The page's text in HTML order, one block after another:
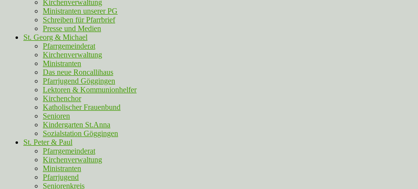
Kirchenverwaltung
Ministranten unserer PG
Schreiben für Pfarrbrief
Presse und Medien
St. Georg & Michael
Pfarrgemeinderat
Kirchenverwaltung
Ministranten
Das neue Roncallihaus
Pfarrjugend Göggingen
Lektoren & Kommunionhelfer
Kirchenchor
Katholischer Frauenbund
Senioren
Kindergarten St.Anna
Sozialstation Göggingen
St. Peter & Paul
Pfarrgemeinderat
Kirchenverwaltung
Ministranten
Pfarrjugend
Seniorenkreis